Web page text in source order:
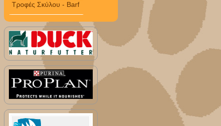
Τροφές Σκύλου - Barf